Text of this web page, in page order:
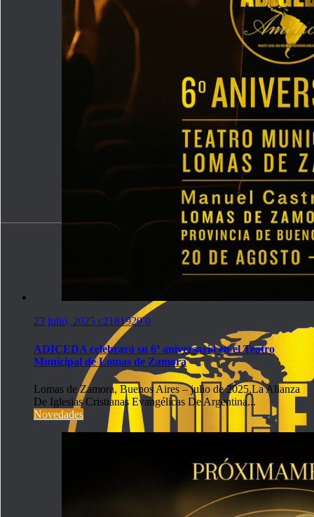
23 julio, 2025 c21819200
ADICEDA celebrará su 6º aniversario en el Teatro
Municipal de Lomas de Zamora
Lomas de Zamora, Buenos Aires – julio de 2025.La Alianza
De Iglesias Cristianas Evangélicas De Argentina...
Novedades